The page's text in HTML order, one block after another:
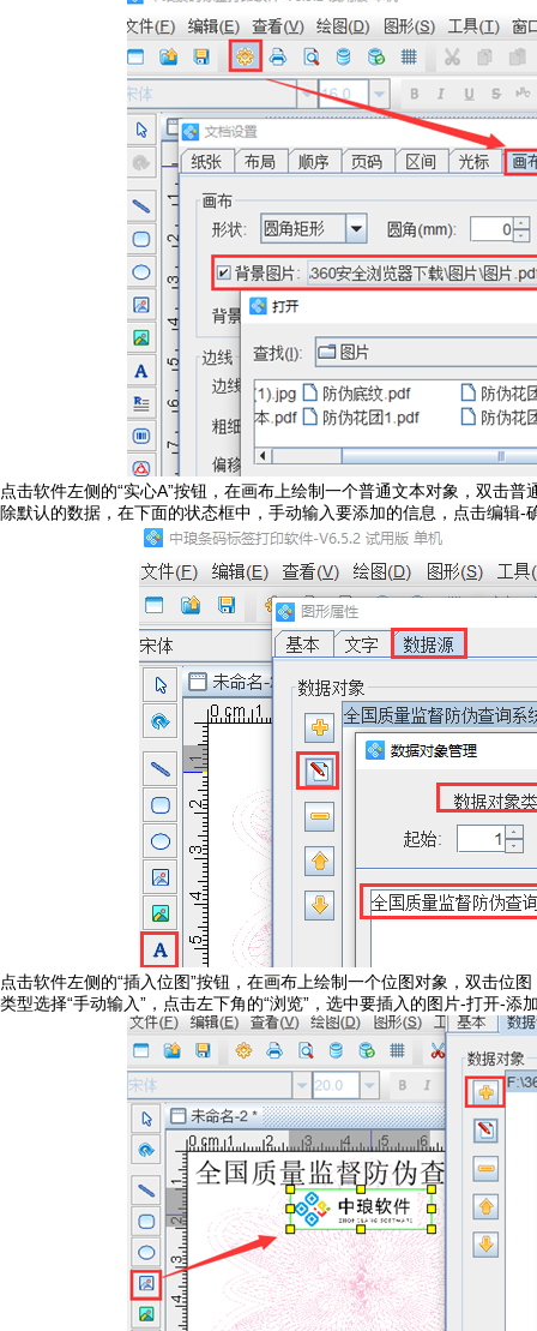
点击软件左侧的“实心A”按钮，在画布上绘制一个普通文本对象，双击
除默认的数据，在下面的状态框中，手动输入要添加的信息，点击编辑-
点击软件左侧的“插入位图”按钮，在画布上绘制一个位图对象，双击位
类型选择“手动输入”，点击左下角的“浏览”，选中要插入的图片-打开-添